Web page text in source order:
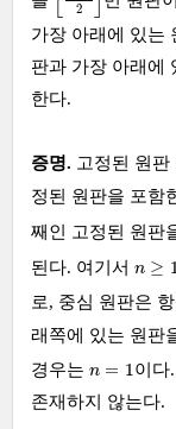
2
가장 아래에 있는
판과 가장 아래에
한다.
증명. 고정된 원판
정된 원판을 포함
째인 고정된 원판
된다. 여기서 n ≥
≥1
로, 중심 원판은
래쪽에 있는 원판
경우는 n = 1이다
존재하지 않는다.